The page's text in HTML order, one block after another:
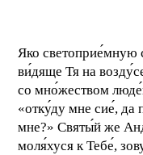
Яко светоприе́мную
ви́дяще Тя на
со мно́жеством
«отку́ду мне сие́, да
мне?» Святы́й же
моля́хуся к Тебе́,